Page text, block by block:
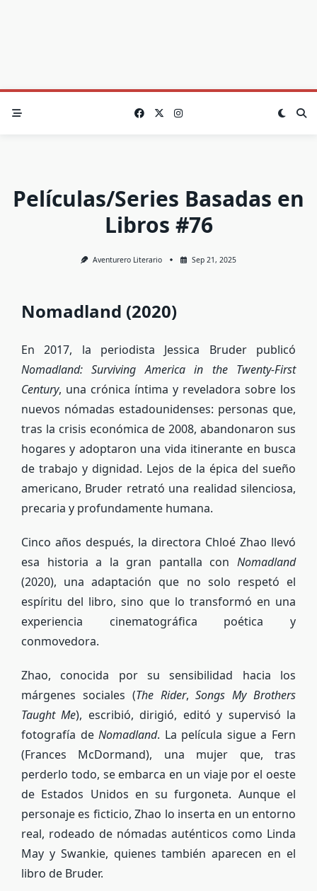
Películas/Series Basadas en
Libros #76
Aventurero Literario Sep 21, 2025
Nomadland (2020)
En 2017, la periodista Jessica Bruder publicó
Nomadland: Surviving America in the Twenty-First
Century, una crónica íntima y reveladora sobre los
nuevos nómadas estadounidenses: personas que,
tras la crisis económica de 2008, abandonaron sus
hogares y adoptaron una vida itinerante en busca
de trabajo y dignidad. Lejos de la épica del sueño
americano, Bruder retrató una realidad silenciosa,
precaria y profundamente humana.
Cinco años después, la directora Chloé Zhao llevó
esa historia a la gran pantalla con Nomadland
(2020), una adaptación que no solo respetó el
espíritu del libro, sino que lo transformó en una
experiencia cinematográfica poética y
conmovedora.
Zhao, conocida por su sensibilidad hacia los
márgenes sociales (The Rider,Songs My Brothers
Taught Me), escribió, dirigió, editó y supervisó la
fotografía deNomadland. La película sigue a Fern
(Frances McDormand), una mujer que, tras
perderlo todo, se embarca en un viaje por el oeste
de Estados Unidos en su furgoneta. Aunque el
personaje es ficticio, Zhao lo inserta en un entorno
real, rodeado de nómadas auténticos como Linda
May y Swankie, quienes también aparecen en el
libro de Bruder.